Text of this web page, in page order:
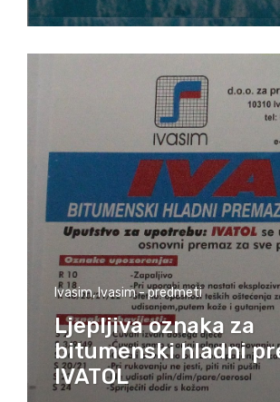
Ivasim,Ivasim - predmeti
Ljepljiva oznaka za
bitumenski hladni
IVATOL